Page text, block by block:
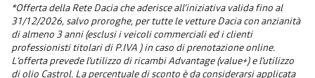
*Offerta della Rete Dacia che aderisce all’iniziativa valida fino al
31/12/2026, salvo proroghe, per tutte le vetture Dacia con anzianità
di almeno 3 anni (esclusi i veicoli commerciali ed i clienti
professionisti titolari di P.IVA ) in caso di prenotazione online.
L’offerta prevede l’utilizzo di ricambi Advantage (value+) e l’utilizzo
di olio Castrol. La percentuale di sconto è da considerarsi applicata